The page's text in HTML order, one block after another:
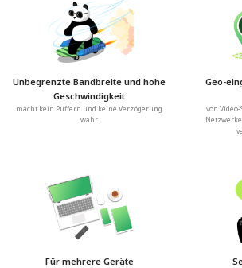
Unbegrenzte Bandbreite und hohe
Geschwindigkeit
macht kein Puffern und keine Verzögerung
wahr
Geo-
von
Für mehrere Geräte